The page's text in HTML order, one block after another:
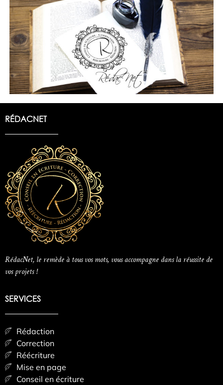
RÉDACNET
RédacNet, le remède à tous vos mots, vous accompagne dans la réussite de
vos projets !
SERVICES
Rédaction
Correction
Réécriture
Mise en page
Conseil en écriture